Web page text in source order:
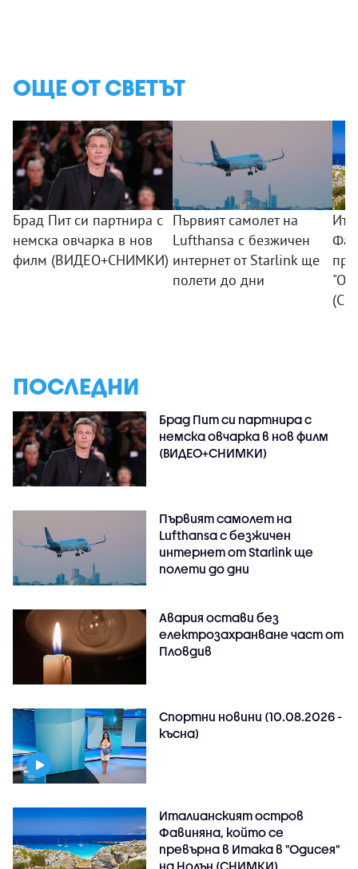
ОЩЕ ОТ СВЕТЪТ
Брад Пит си партнира с
немска овчарка в нов
филм (ВИДЕО+СНИМКИ)
Първият самолет на
Lufthansa с безжичен
интернет от Starlink ще
полети до дни
ПОСЛЕДНИ
Брад Пит си партнира с
немска овчарка в нов филм
(ВИДЕО+СНИМКИ)
Първият самолет на
Lufthansa с безжичен
интернет от Starlink ще
полети до дни
Авария остави без
електрозахранване част от
Пловдив
Спортни новини (10.08.2026 -
късна)
Италианският остров
Фавиняна, който се
превърна в Итака в "Одисея"
на Нолън (СНИМКИ)